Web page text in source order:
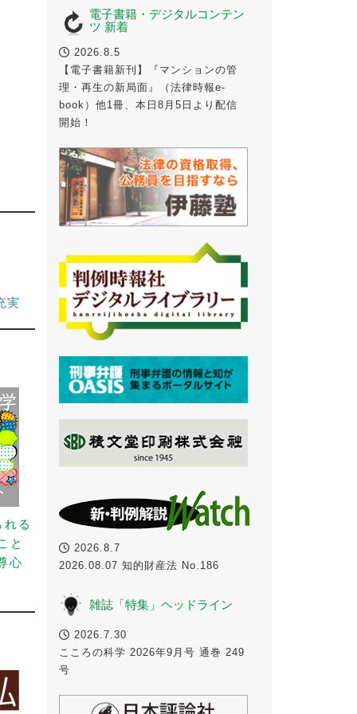
実
れる
と
心
電子書籍・デジタルコンテン
ツ 新着
2026.8.5
【電子書籍新刊】『マンションの管
理・再生の新局面』（法律時報e-
book）他1冊、本日8月5日より配信
開始！
2026.8.7
2026.08.07 知的財産法 No.186
雑誌「特集」ヘッドライン
2026.7.30
こころの科学 2026年9月号 通巻 249
号